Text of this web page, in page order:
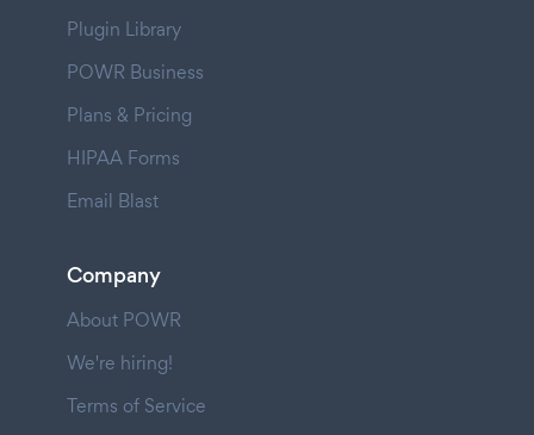
Plugin Library
POWR Business
Plans & Pricing
HIPAA Forms
Email Blast
Company
About POWR
We're hiring!
Terms of Service